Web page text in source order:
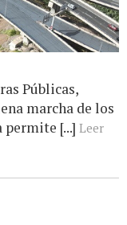
Públicas,
marcha de los
[...] Leer